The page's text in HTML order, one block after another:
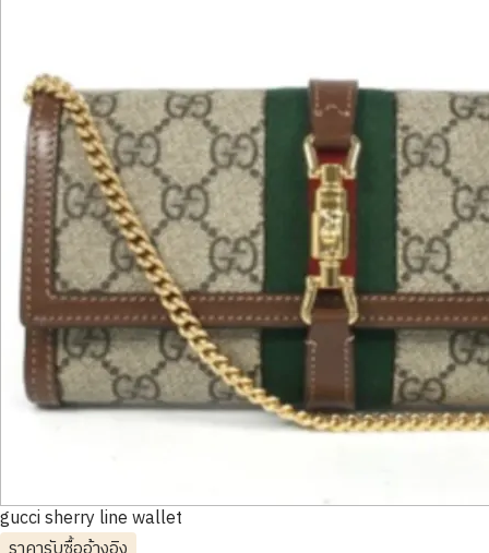
gucci sherry line wallet